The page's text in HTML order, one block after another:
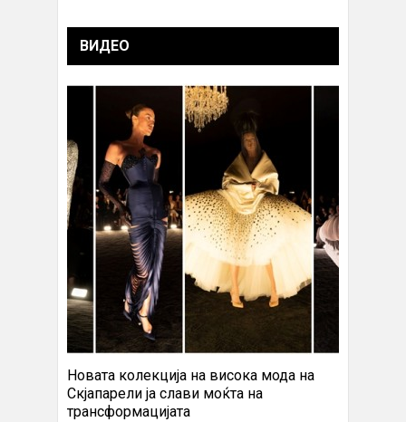
ВИДЕО
Новата колекција на висока мода на
Скјапарели ја слави моќта на
трансформацијата